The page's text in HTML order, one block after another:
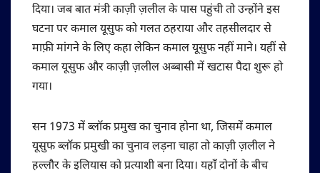
दिया। जब बात मंत्री काज़ी ज़लील के पास पहुंची तो उन्होंने इस
घटना पर कमाल यूसुफ को गलत ठहराया और तहसीलदार से
माफ़ी मांगने के लिए कहा लेकिन कमाल यूसुफ नहीं माने। यहीं से
कमाल यूसुफ और काज़ी ज़लील अब्बासी में खटास पैदा शुरू हो
गया।
सन 1973 में ब्लॉक प्रमुख का चुनाव होना था, जिसमें कमाल
यूसुफ ब्लॉक प्रमुखी का चुनाव लड़ना चाहा तो काज़ी ज़लील ने
हल्लौर के इलियास को प्रत्याशी बना दिया। यहाँ दोनों के बीच